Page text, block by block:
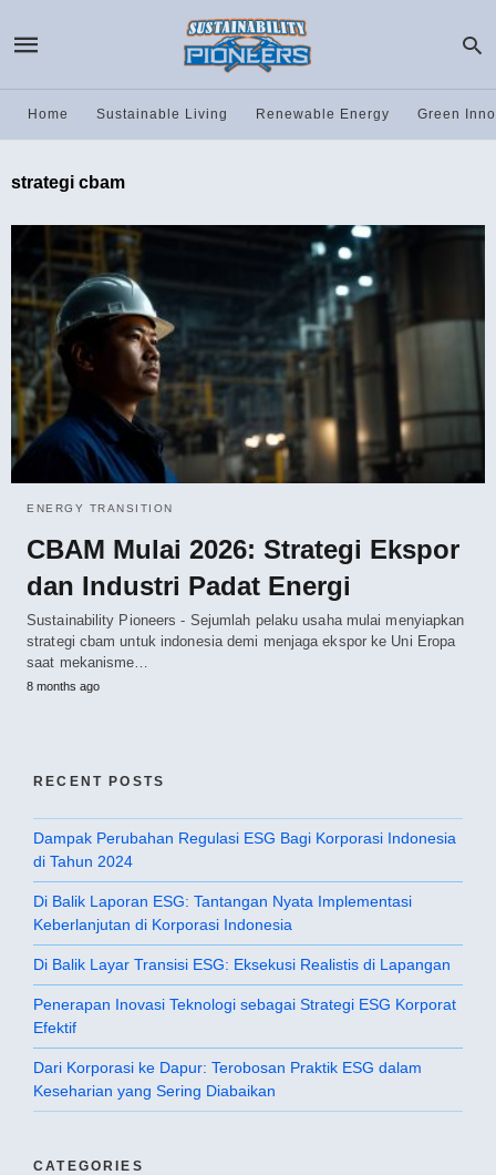
Home Sustainable Living Renewable Energy Green
strategi cbam
ENERGY TRANSITION
CBAM Mulai 2026: Strategi Ekspor
dan Industri Padat Energi
Sustainability Pioneers - Sejumlah pelaku usaha mulai menyiapkan
strategi cbam untuk indonesia demi menjaga ekspor ke Uni Eropa
saat mekanisme…
8 months ago
RECENT POSTS
Dampak Perubahan Regulasi ESG Bagi Korporasi Indonesia
di Tahun 2024
Di Balik Laporan ESG: Tantangan Nyata Implementasi
Keberlanjutan di Korporasi Indonesia
Di Balik Layar Transisi ESG: Eksekusi Realistis di Lapangan
Penerapan Inovasi Teknologi sebagai Strategi ESG Korporat
Efektif
Dari Korporasi ke Dapur: Terobosan Praktik ESG dalam
Keseharian yang Sering Diabaikan
CATEGORIES